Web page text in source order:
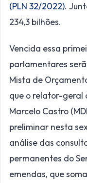
(PLN 32/2022).
234,3 bilhões.
Vencida essa
parlamentares
Mista de
que o relator-geral
Marcelo Castro
preliminar nesta
análise das
permanentes do
emendas, que